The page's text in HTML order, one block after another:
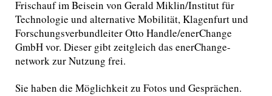
Frischauf im Beisein von Gerald Miklin/Institut für
Technologie und alternative Mobilität, Klagenfurt und
Forschungsverbundleiter Otto Handle/enerChange
GmbH vor. Dieser gibt zeitgleich das enerChange-
network zur Nutzung frei.
Sie haben die Möglichkeit zu Fotos und Gesprächen.